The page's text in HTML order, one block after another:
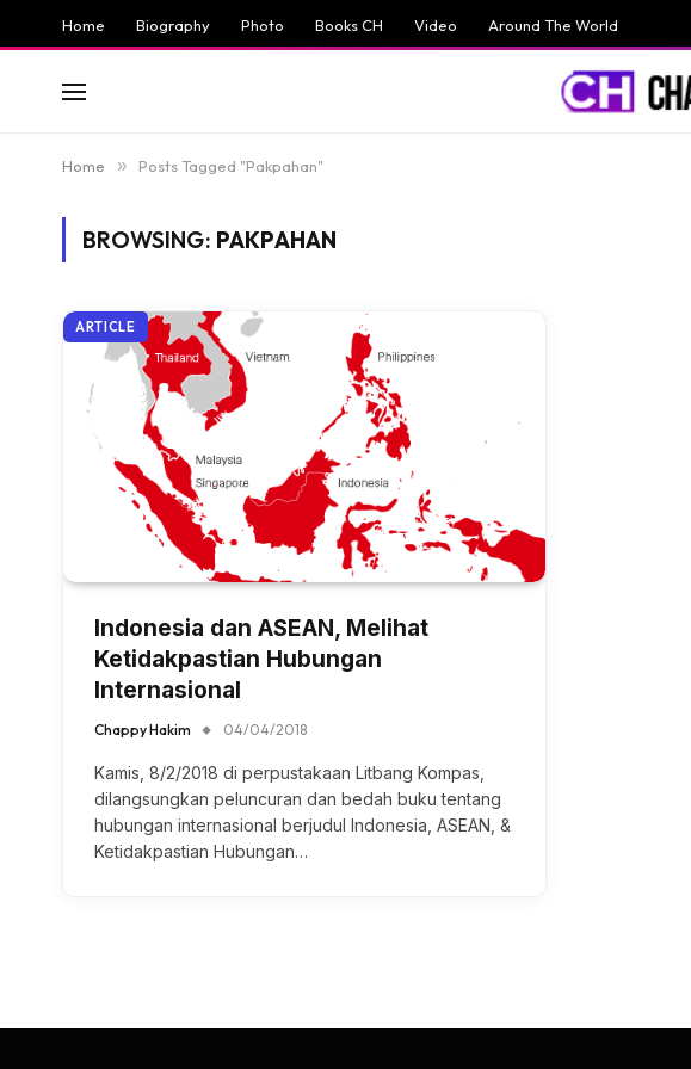
Home Biography Photo Books CH Video Around The World
Home » Posts Tagged "Pakpahan"
BROWSING: PAKPAHAN
ARTICLE
Indonesia dan ASEAN, Melihat
Ketidakpastian Hubungan
Internasional
Chappy Hakim 04/04/2018
Kamis, 8/2/2018 di perpustakaan Litbang Kompas,
dilangsungkan peluncuran dan bedah buku tentang
hubungan internasional berjudul Indonesia, ASEAN, &
Ketidakpastian Hubungan…